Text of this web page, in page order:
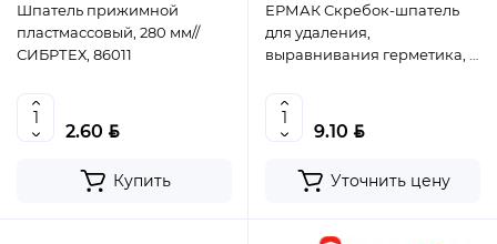
Шпатель прижимной
пластмассовый, 280 мм//
СИБРТЕХ, 86011
2.60 BYN
Купить
ЕРМАК Скребок-шпатель
для удаления,
выравнивания герметика, 5
9.10 BYN
Уточнить цену